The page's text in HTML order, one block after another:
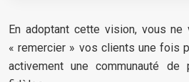
En adoptant cette vision, vous
« remercier » vos clients une fois
activement une communauté de